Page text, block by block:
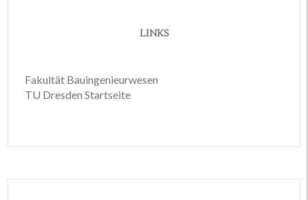
LINKS
Fakultät Bauingenieurwesen
TU Dresden Startseite